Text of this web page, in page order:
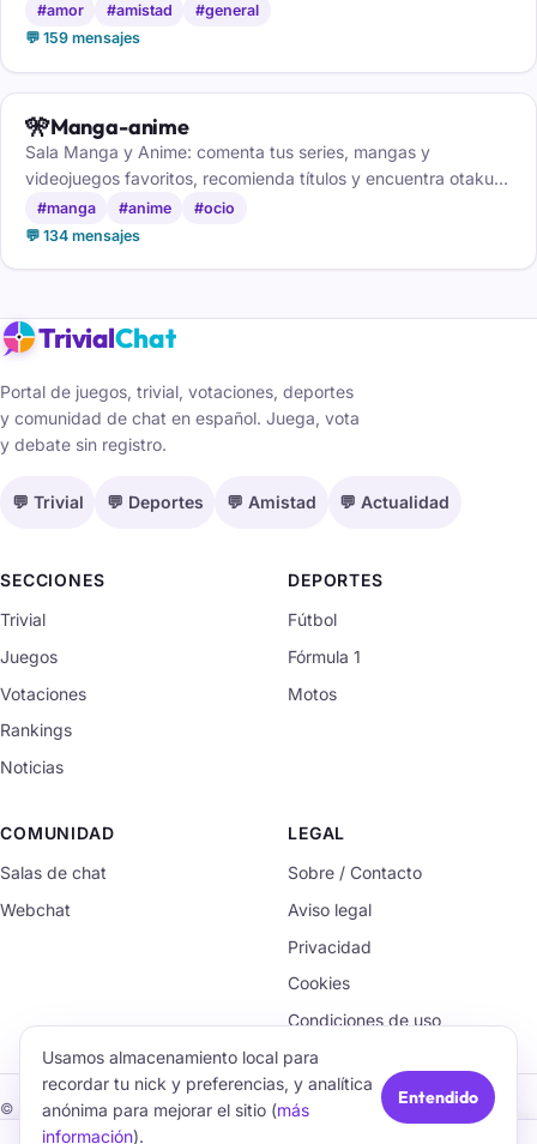
#amor #amistad
#general
💬 159 mensajes
🎌Manga-anime
Sala Manga y Anime: comenta tus series, mangas y
videojuegos favoritos, recomienda títulos y encuentra otakus
con tus mismos gustos.
#manga #anime
#ocio
💬 134 mensajes
TrivialChat
Portal de juegos, trivial, votaciones, deportes
y comunidad de chat en español. Juega, vota
y debate sin registro.
💬 Trivial 💬 Deportes 💬 Amistad 💬 Actualidad
SECCIONES
Trivial
Juegos
Votaciones
Rankings
Noticias
DEPORTES
Fútbol
Fórmula 1
Motos
COMUNIDAD
Salas de chat
Webchat
LEGAL
Sobre / Contacto
Aviso legal
Privacidad
Cookies
Condiciones de uso
© 2026 TrivialChat.org · Hecho con cariño para la comunidad.
Usamos almacenamiento local para
recordar tu nick y preferencias, y analítica
anónima para mejorar el sitio (más
información).
Entendido